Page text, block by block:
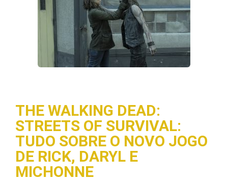
THE WALKING DEAD:
STREETS OF SURVIVAL:
TUDO SOBRE O NOVO JOGO
DE RICK, DARYL E
MICHONNE